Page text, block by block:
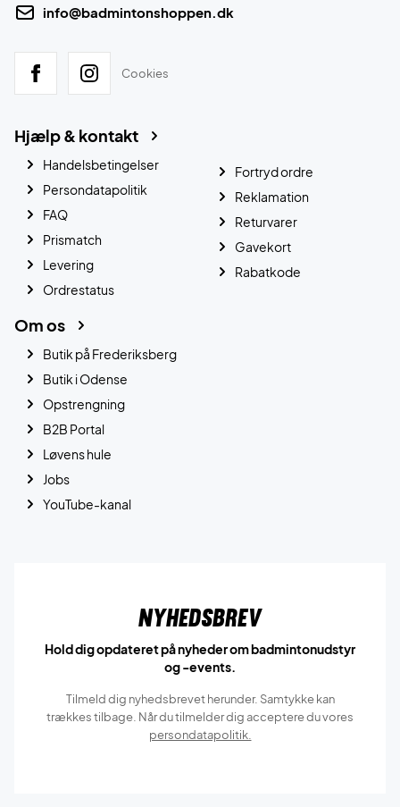
info@badmintonshoppen.dk
Cookies
Hjælp & kontakt
Handelsbetingelser
Persondatapolitik
FAQ
Prismatch
Levering
Ordrestatus
Fortryd ordre
Reklamation
Returvarer
Gavekort
Rabatkode
Om os
Butik på Frederiksberg
Butik i Odense
Opstrengning
B2B Portal
Løvens hule
Jobs
YouTube-kanal
Nyhedsbrev
Hold dig opdateret på nyheder om badmintonudstyr
og -events.
Tilmeld dig nyhedsbrevet herunder. Samtykke kan
trækkes tilbage. Når du tilmelder dig acceptere du vores
persondatapolitik.